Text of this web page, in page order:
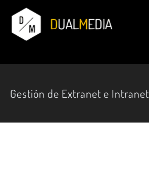
Gestión de Extranet e Intranet